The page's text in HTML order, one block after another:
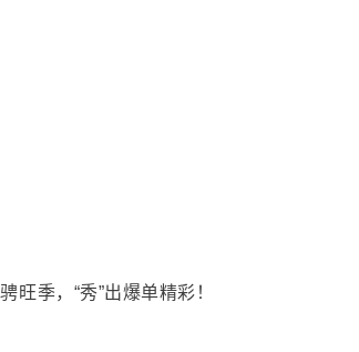
旺季，“秀”出爆单精彩！